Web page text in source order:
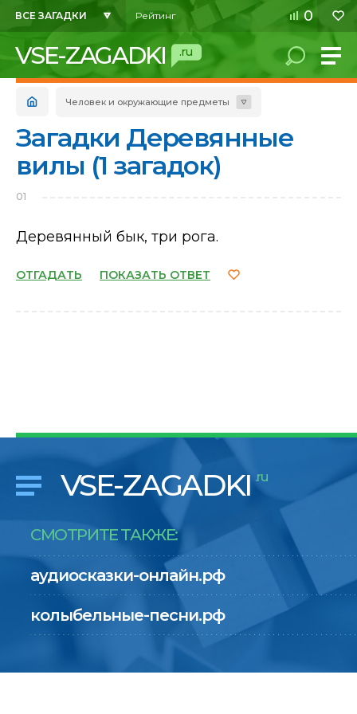
ВСЕ ЗАГАДКИ Рейтинг 0
VSE-ZAGADKI .ru
Человек и окружающие предметы
Загадки Деревянные
вилы (1 загадок)
01
Деревянный бык, три рога.
ОТГАДАТЬ ПОКАЗАТЬ ОТВЕТ
VSE-ZAGADKI .ru
СМОТРИТЕ ТАКЖЕ:
аудиосказки-онлайн.рф
колыбельные-песни.рф